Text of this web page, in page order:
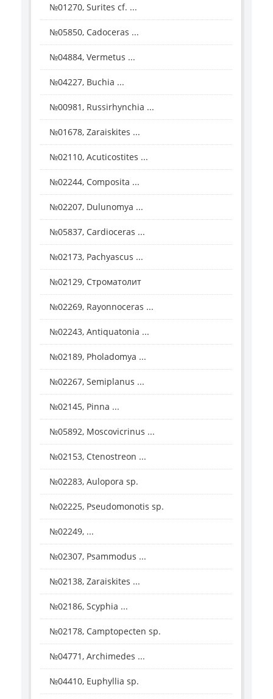
№01270, Surites cf. ...
№05850, Cadoceras ...
№04884, Vermetus ...
№04227, Buchia ...
№00981, Russirhynchia ...
№01678, Zaraiskites ...
№02110, Acuticostites ...
№02244, Composita ...
№02207, Dulunomya ...
№05837, Cardioceras ...
№02173, Pachyascus ...
№02129, Строматолит
№02269, Rayonnoceras ...
№02243, Antiquatonia ...
№02189, Pholadomya ...
№02267, Semiplanus ...
№02145, Pinna ...
№05892, Moscovicrinus ...
№02153, Ctenostreon ...
№02283, Aulopora sp.
№02225, Pseudomonotis sp.
№02249, ...
№02307, Psammodus ...
№02138, Zaraiskites ...
№02186, Scyphia ...
№02178, Camptopecten sp.
№04771, Archimedes ...
№04410, Euphyllia sp.